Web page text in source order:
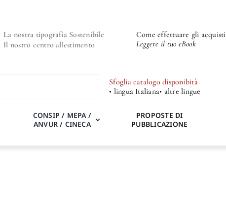
La nostra tipografia Sostenibile
Il nostro centro allestimento
Come effettuare gli acquisti
Leggere il tuo eBook
Sfoglia catalogo disponibità
• lingua Italiana• altre lingue
CONSIP / MEPA /
ANVUR / CINECA
PROPOSTE DI
PUBBLICAZIONE